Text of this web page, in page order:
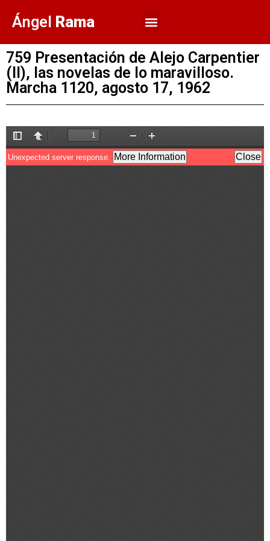
Ángel Rama
759 Presentación de Alejo Carpentier
(II), las novelas de lo maravilloso.
Marcha 1120, agosto 17, 1962